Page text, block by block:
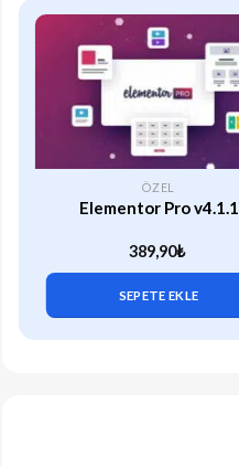
ÖZEL
Elementor Pro v4.1.1
389,90₺
SEPETE EKLE